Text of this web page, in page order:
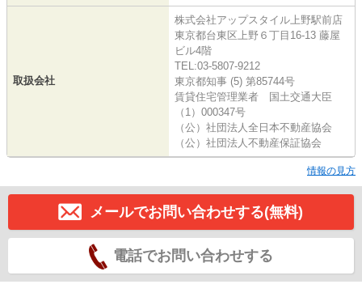
取扱会社
株式会社アップスタイル上野駅前店
東京都台東区上野６丁目16-13 藤屋
ビル4階
TEL:03-5807-9212
東京都知事 (5) 第85744号
賃貸住宅管理業者 国土交通大臣
（1）000347号
（公）社団法人全日本不動産協会
（公）社団法人不動産保証協会
情報の見方
メールでお問い合わせする(無料)
電話でお問い合わせする